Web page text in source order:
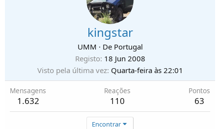
kingstar
UMM · De Portugal
Registo 18 Jun 2008
Visto pela última vez Quarta-feira às 22:01
Mensagens
1.632
Reações
110
Pontos
63
Encontrar